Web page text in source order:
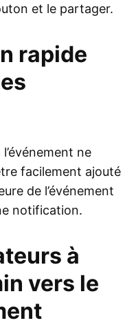
et le partager.
rapide
ne
facilement ajouté
de l’événement
notification.
à
vers le